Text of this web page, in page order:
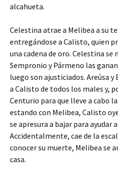
alcahueta.
Celestina atrae a Melibea a su
entregándose a Calisto, quien
una cadena de oro. Celestina
Sempronio y Pármeno las
luego son ajusticiados. Areúsa
a Calisto de todos los males y,
Centurio para que lleve a cabo
estando con Melibea, Calisto
se apresura a bajar para ayudar
Accidentalmente, cae de la
conocer su muerte, Melibea se
casa.